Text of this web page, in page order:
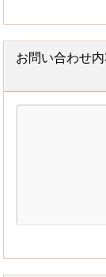
お問い合わせ